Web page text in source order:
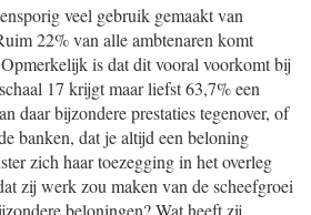
veel gebruik gemaakt van
22% van alle ambtenaren komt
is dat dit vooral voorkomt bij
17 krijgt maar liefst 63,7% een
daar bijzondere prestaties tegenover, of
banken, dat je altijd een beloning
zich haar toezegging in het overleg
zij werk zou maken van de scheefgroei
beloningen? Wat heeft zij